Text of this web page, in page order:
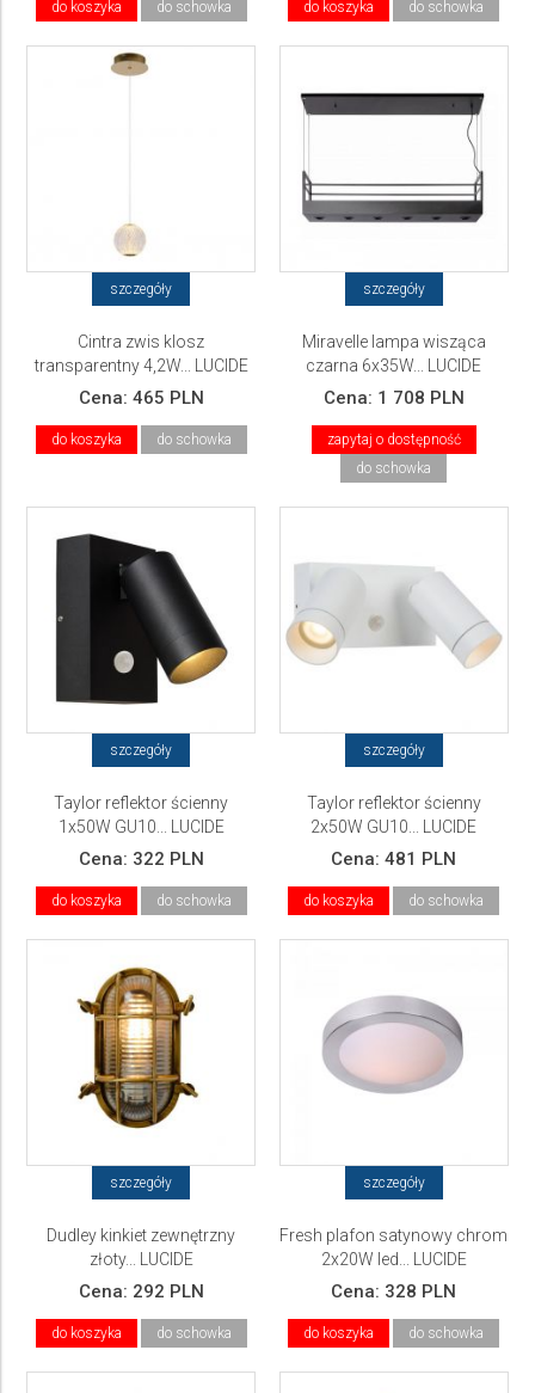
do koszyka do schowka do koszyka do schowka
szczegóły
Cintra zwis klosz
transparentny 4,2W... LUCIDE
Cena: 465 PLN
do koszyka do schowka
szczegóły
Miravelle lampa wisząca
czarna 6x35W... LUCIDE
Cena: 1 708 PLN
zapytaj o dostępność
do schowka
szczegóły
Taylor reflektor ścienny
1x50W GU10... LUCIDE
Cena: 322 PLN
do koszyka do schowka
szczegóły
Taylor reflektor ścienny
2x50W GU10... LUCIDE
Cena:481 PLN
do koszyka do schowka
szczegóły
Dudley kinkiet zewnętrzny
złoty... LUCIDE
Cena: 292 PLN
do koszyka do schowka
szczegóły
Fresh plafon satynowy chrom
2x20W led... LUCIDE
Cena: 328 PLN
do koszyka do schowka